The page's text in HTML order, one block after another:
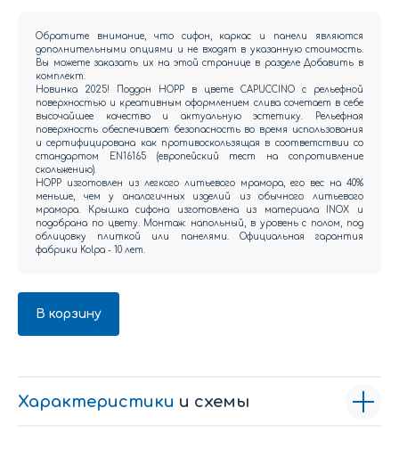
Обратите внимание, что сифон, каркас и панели являются
дополнительными опциями и не входят в указанную стоимость.
Вы можете заказать их на этой странице в разделе Добавить в
комплект.
Новинка 2025! Поддон HOPP в цвете CAPUCCINO с рельефной
поверхностью и креативным оформлением слива сочетает в себе
высочайшее качество и актуальную эстетику. Рельефная
поверхность обеспечивает безопасность во время использования
и сертифицирована как противоскользящая в соответствии со
стандартом EN16165 (европейский тест на сопротивление
скольжению).
HOPP изготовлен из легкого литьевого мрамора, его вес на 40%
меньше, чем у аналогичных изделий из обычного литьевого
мрамора. Крышка сифона изготовлена из материала INOX и
подобрана по цвету. Монтаж: напольный, в уровень с полом, под
облицовку плиткой или панелями. Официальная гарантия
фабрики Kolpa - 10 лет.
В корзину
Характеристики и схемы